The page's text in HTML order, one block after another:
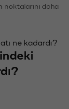
noktalarını daha
ne kadardı?